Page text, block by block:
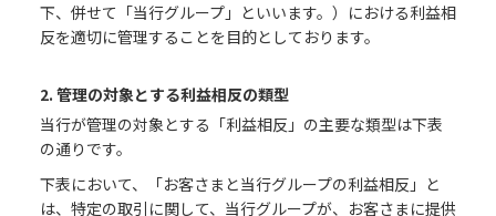
下、併せて「当行グループ」といいます。）における利益相
反を適切に管理することを目的としております。
2. 管理の対象とする利益相反の類型
当行が管理の対象とする「利益相反」の主要な類型は下表
の通りです。
下表において、「お客さまと当行グループの利益相反」と
は、特定の取引に関して、当行グループが、お客さまに提供